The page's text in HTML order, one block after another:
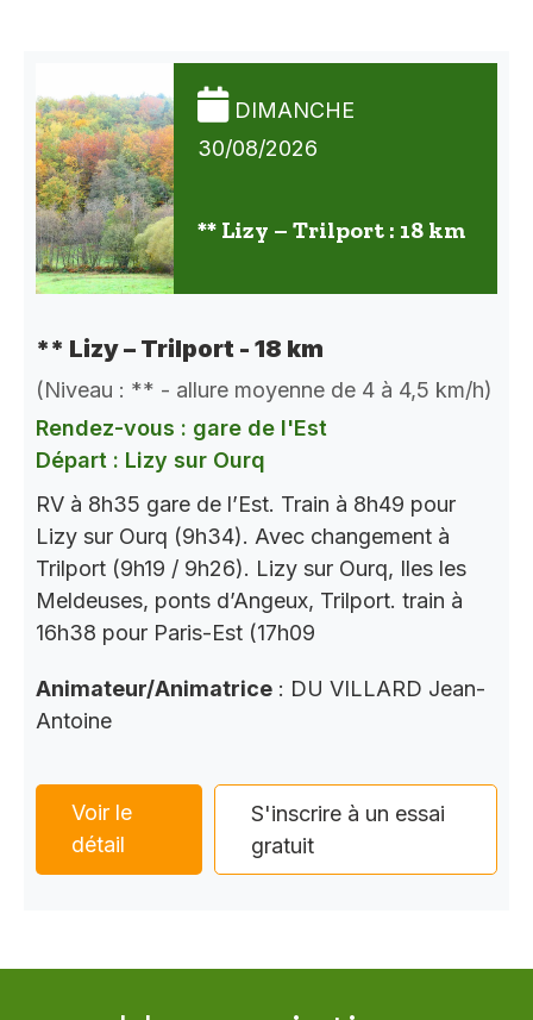
DIMANCHE
30/08/2026
** Lizy – Trilport : 18 km
** Lizy – Trilport - 18 km
(Niveau : ** - allure moyenne de 4 à 4,5 km/h)
Rendez-vous : gare de l'Est
Départ : Lizy sur Ourq
RV à 8h35 gare de l’Est. Train à 8h49 pour
Lizy sur Ourq (9h34). Avec changement à
Trilport (9h19 / 9h26). Lizy sur Ourq, Iles les
Meldeuses, ponts d’Angeux, Trilport. train à
16h38 pour Paris-Est (17h09
Animateur/Animatrice : DU VILLARD Jean-
Antoine
Voir le
détail
S'inscrire à un essai
gratuit